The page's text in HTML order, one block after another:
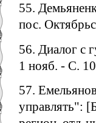
55.
пос.
56. Диалог с
1 нояб. - С.
57.
управлять":